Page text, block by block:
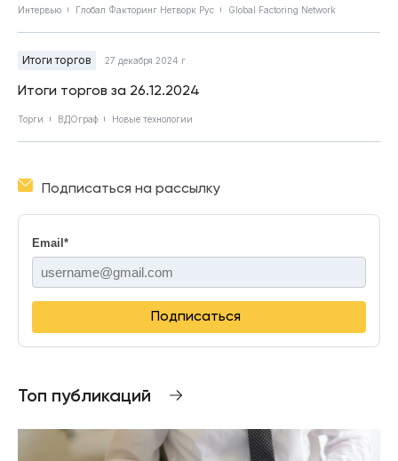
Интервью Глобал Факторинг Нетворк Рус Global Factoring Network
Итоги торгов 27 декабря 2024 г.
Итоги торгов за 26.12.2024
Торги ВДОграф Новые технологии
Подписаться на рассылку
Email *
Подписаться
Топ публикаций